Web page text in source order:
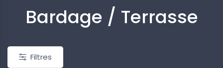
Bardage / Terrasse
Filtres